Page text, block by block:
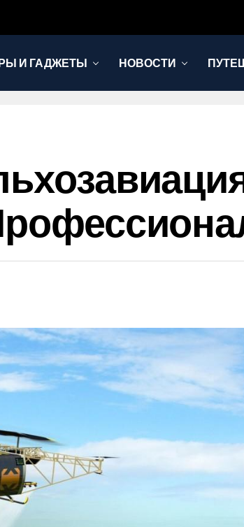
И ГАДЖЕТЫ НОВОСТИ